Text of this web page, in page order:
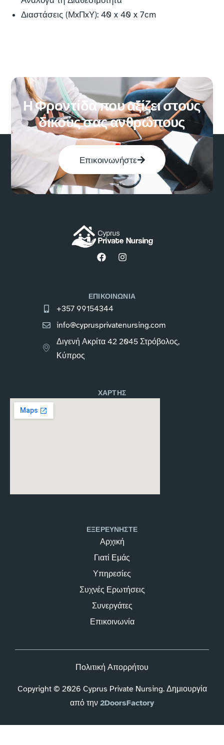
Διαστάσεις (ΜxΠxΥ): 40 x 40 x 7cm
Η Φροντίδα που αξίζει στους
δικούς σας ανθρώπους
Επικοινωνήστε
ΕΠΙΚΟΙΝΩΝΙΑ
+357 99154344
info@cyprusprivatenursing.com
Διγενή Ακρίτα 42 2045 Στρόβολος,
Κύπρος
ΧΑΡΤΗΣ
ΕΞΕΡΕΥΝΗΣΤΕ
Αρχική
Γιατί Εμάς
Υπηρεσίες
Συχνές Ερωτήσεις
Συνεργάτες
Επικοινωνία
Copyright © 2026 Cyprus Private Nursing. Δημιουργία
από την 2DoorsFactory
Πολιτική Απορρήτου